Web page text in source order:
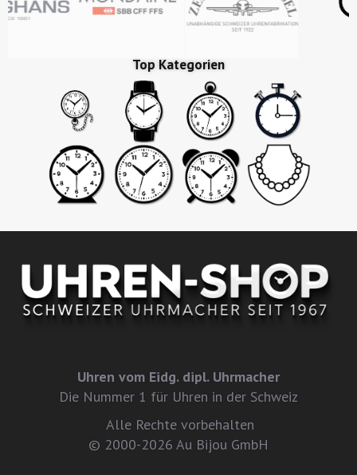
Top Kategorien
Uhren vom Eidg. dipl. Uhrmacher
Die Nummer 1 für Uhren in der Schweiz
Alle Rechte vorbehalten
© 2000-2026 Au Bijou GmbH